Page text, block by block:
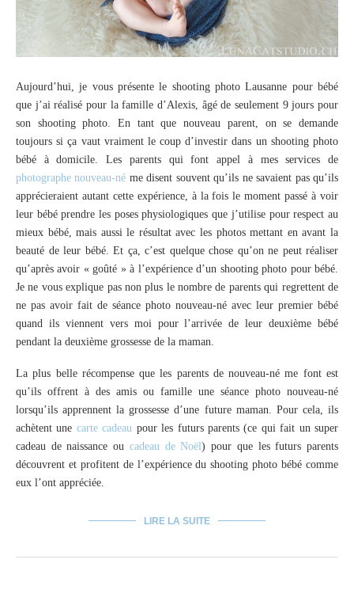
Aujourd’hui, je vous présente le shooting photo Lausanne pour bébé
que j’ai réalisé pour la famille d’Alexis, âgé de seulement 9 jours pour
son shooting photo. En tant que nouveau parent, on se demande
toujours si ça vaut vraiment le coup d’investir dans un shooting photo
bébé à domicile. Les parents qui font appel à mes services de
photographe nouveau-né me disent souvent qu’ils ne savaient pas qu’ils
apprécieraient autant cette expérience, à la fois le moment passé à voir
leur bébé prendre les poses physiologiques que j’utilise pour respect au
mieux bébé, mais aussi le résultat avec les photos mettant en avant la
beauté de leur bébé. Et ça, c’est quelque chose qu’on ne peut réaliser
qu’après avoir « goûté » à l’expérience d’un shooting photo pour bébé.
Je ne vous explique pas non plus le nombre de parents qui regrettent de
ne pas avoir fait de séance photo nouveau-né avec leur premier bébé
quand ils viennent vers moi pour l’arrivée de leur deuxième bébé
pendant la deuxième grossesse de la maman.
La plus belle récompense que les parents de nouveau-né me font est
qu’ils offrent à des amis ou famille une séance photo nouveau-né
lorsqu’ils apprennent la grossesse d’une future maman. Pour cela, ils
achètent une carte cadeau pour les futurs parents (ce qui fait un super
cadeau de naissance ou cadeau de Noël) pour que les futurs parents
découvrent et profitent de l’expérience du shooting photo bébé comme
eux l’ont appréciée.
LIRE LA SUITE